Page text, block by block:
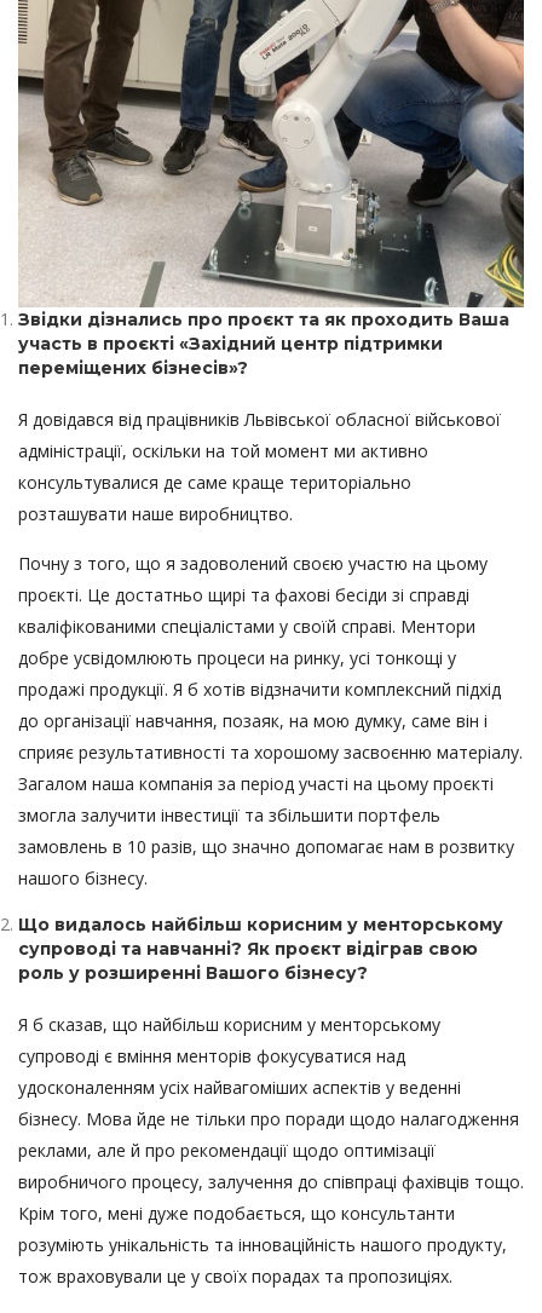
Звідки дізнались про проєкт та як проходить Ваша
участь в проєкті «Західний центр підтримки
переміщених бізнесів»?
Я довідався від працівників Львівської обласної військової
адміністрації, оскільки на той момент ми активно
консультувалися де саме краще територіально
розташувати наше виробництво.
Почну з того, що я задоволений своєю участю на цьому
проєкті. Це достатньо щирі та фахові бесіди зі справді
кваліфікованими спеціалістами у своїй справі. Ментори
добре усвідомлюють процеси на ринку, усі тонкощі у
продажі продукції. Я б хотів відзначити комплексний підхід
до організації навчання, позаяк, на мою думку, саме він і
сприяє результативності та хорошому засвоєнню матеріалу.
Загалом наша компанія за період участі на цьому проєкті
змогла залучити інвестиції та збільшити портфель
замовлень в 10 разів, що значно допомагає нам в розвитку
нашого бізнесу.
Що видалось найбільш корисним у менторському
супроводі та навчанні? Як проєкт відіграв свою
роль у розширенні Вашого бізнесу?
Я б сказав, що найбільш корисним у менторському
супроводі є вміння менторів фокусуватися над
удосконаленням усіх найвагоміших аспектів у веденні
бізнесу. Мова йде не тільки про поради щодо налагодження
реклами, але й про рекомендації щодо оптимізації
виробничого процесу, залучення до співпраці фахівців тощо.
Крім того, мені дуже подобається, що консультанти
розуміють унікальність та інноваційність нашого продукту,
тож враховували це у своїх порадах та пропозиціях.